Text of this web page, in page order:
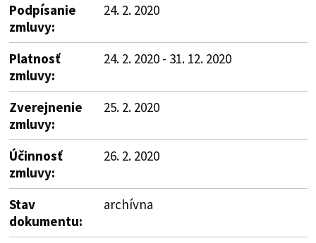
Podpísanie
zmluvy:
24. 2. 2020
Platnosť
zmluvy:
24. 2. 2020 - 31. 12. 2020
Zverejnenie
zmluvy:
25. 2. 2020
Účinnosť
zmluvy:
26. 2. 2020
Stav
dokumentu:
archívna